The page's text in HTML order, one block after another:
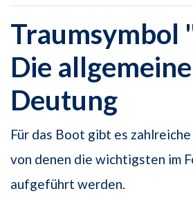
Traumsymbol
Die allgemeine
Deutung
Für das Boot gibt es
von denen die wichtigsten im
aufgeführt werden.